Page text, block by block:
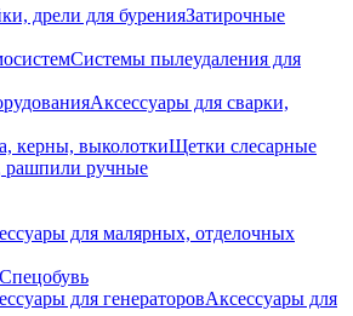
дрели для буренияЗатирочные
Системы пылеудаления для
Аксессуары для сварки,
керны, выколоткиЩетки слесарные
рашпили ручные
для малярных, отделочных
Спецобувь
для генераторовАксессуары для